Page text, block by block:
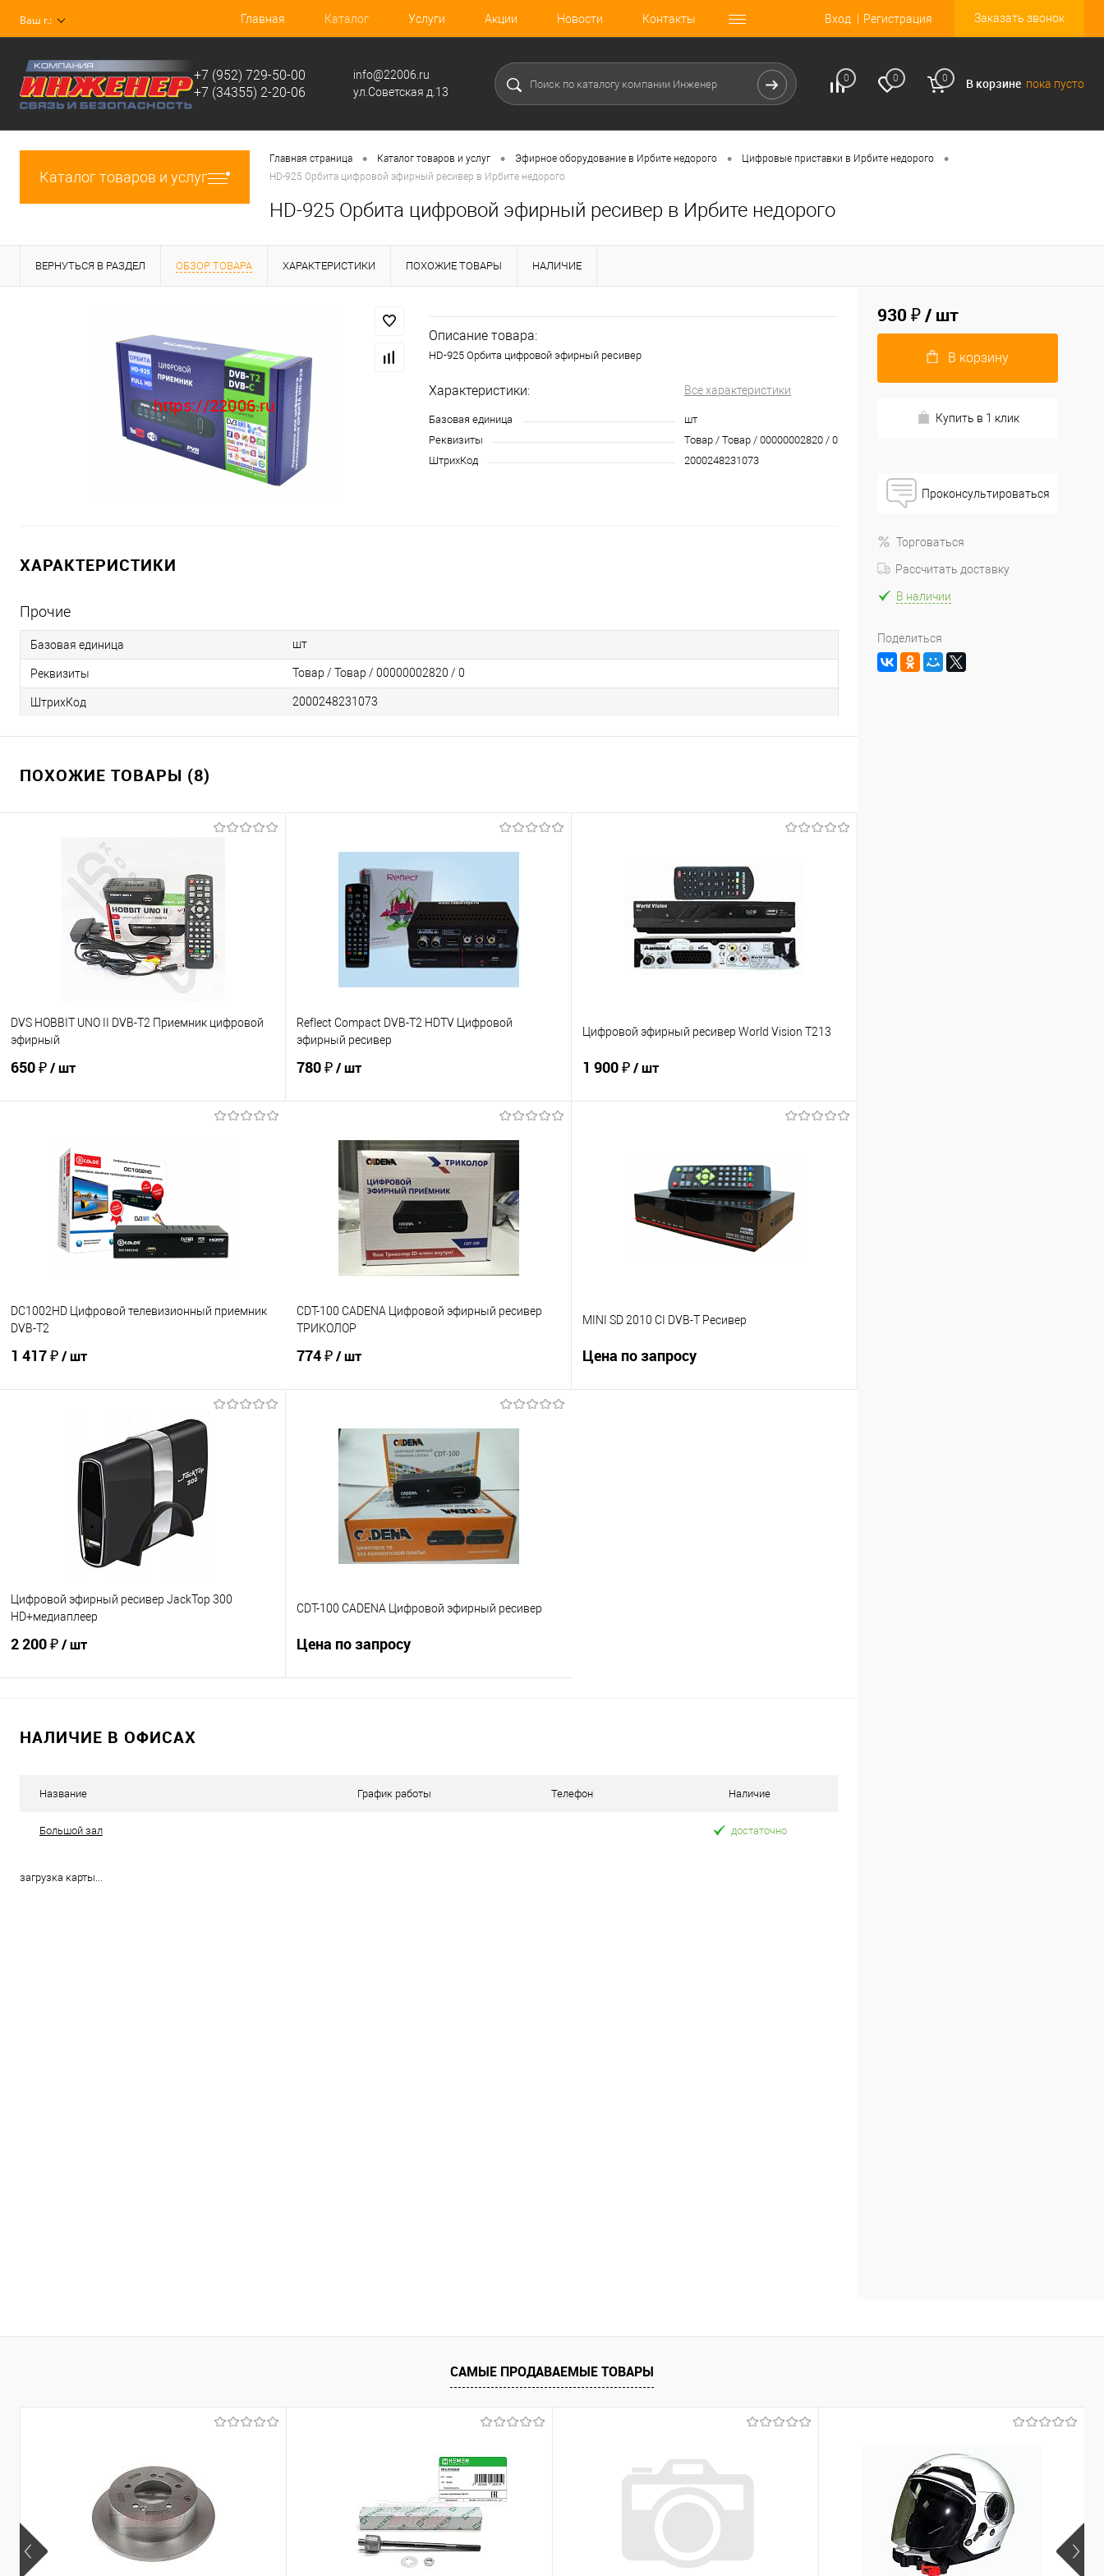
Ваш г.: Главная Каталог Услуги Акции Новости Контакты Вход Регистрация Заказать звонок
+7 (952) 729-50-00
+7 (34355) 2-20-06
info@22006.ru
ул.Советская д.13
0 0 0 В корзине пока пусто
Каталог товаров и услуг
Главная страница • Каталог товаров и услуг • Эфирное оборудование в Ирбите недорого • Цифровые приставки в Ирбите недорого •
HD-925 Орбита цифровой эфирный ресивер в Ирбите недорого
HD-925 Орбита цифровой эфирный ресивер в Ирбите недорого
ВЕРНУТЬСЯ В РАЗДЕЛ ОБЗОР ТОВАРА ХАРАКТЕРИСТИКИ ПОХОЖИЕ ТОВАРЫ НАЛИЧИЕ
Описание товара:
HD-925 Орбита цифровой эфирный ресивер
Характеристики: Все характеристики
Базовая единица
шт
Реквизиты
Товар / Товар / 00000002820 / 0
ШтрихКод
2000248231073
ХАРАКТЕРИСТИКИ
Прочие
Базовая единица шт
Реквизиты Товар / Товар / 00000002820 / 0
ШтрихКод 2000248231073
ПОХОЖИЕ ТОВАРЫ (8)
DVS HOBBIT UNO II DVB-T2 Приемник цифровой
эфирный
650 ₽/ шт
Купить в 1 клик
В избранное
Reflect Compact DVB-T2 HDTV Цифровой
эфирный ресивер
780 ₽/ шт
Купить в 1 клик
К сравнению
В избранное
В наличии
Цифровой эфирный ресивер World Vision T213
1 900 ₽/ шт
Купить в 1 клик
К сравнению
В избранное
Под заказ
DC1002HD Цифровой телевизионный приемник
DVB-T2
1 417 ₽/ шт
В корзину
Купить в 1 клик
К сравнению
В избранное
В наличии
CDT-100 CADENA Цифровой эфирный ресивер
ТРИКОЛОР
774 ₽/ шт
Купить в 1 клик
К сравнению
В избранное
Под заказ
MINI SD 2010 CI DVB-T Ресивер
Цена по запросу
Цифровой эфирный ресивер JackTop 300
HD+медиаплеер
2 200 ₽/ шт
CDT-100 CADENA Цифровой эфирный ресивер
Цена по запросу
НАЛИЧИЕ В ОФИСАХ
Название График работы Телефон Наличие
Большой зал достаточно
загрузка карты...
930 ₽/ шт
В корзину
Купить в 1 клик
Проконсультироваться
Торговаться
Рассчитать доставку
В наличии
Поделиться
САМЫЕ ПРОДАВАЕМЫЕ ТОВАРЫ